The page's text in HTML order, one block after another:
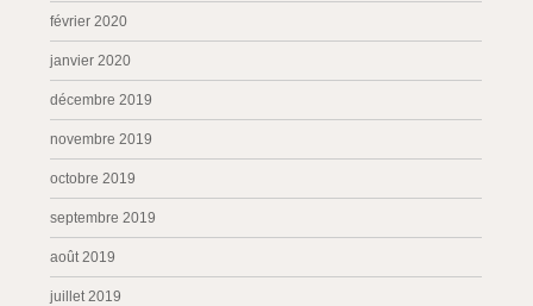
février 2020
janvier 2020
décembre 2019
novembre 2019
octobre 2019
septembre 2019
août 2019
juillet 2019